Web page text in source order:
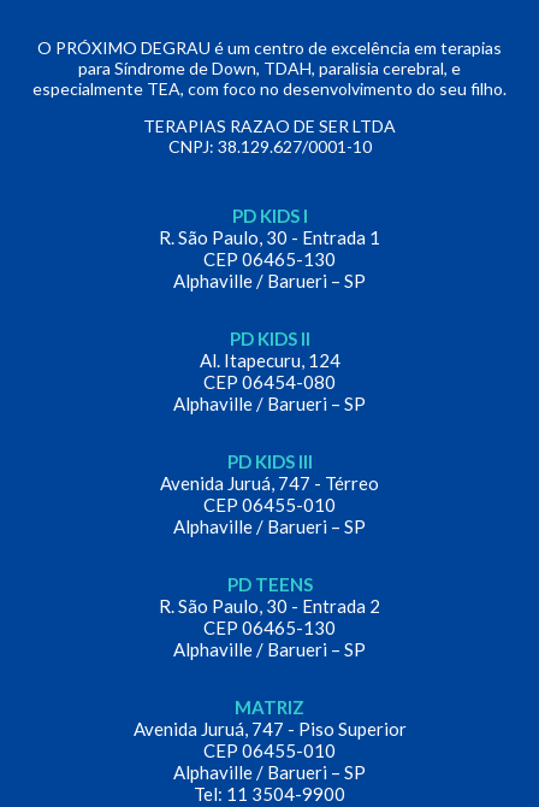
O PRÓXIMO DEGRAU é um centro de excelência em terapias
para Síndrome de Down, TDAH, paralisia cerebral, e
especialmente TEA, com foco no desenvolvimento do seu filho.
TERAPIAS RAZAO DE SER LTDA
CNPJ: 38.129.627/0001-10
PD KIDS I
R. São Paulo, 30 - Entrada 1
CEP 06465-130
Alphaville / Barueri – SP
PD KIDS II
Al. Itapecuru, 124
CEP 06454-080
Alphaville / Barueri – SP
PD KIDS III
Avenida Juruá, 747 - Térreo
CEP 06455-010
Alphaville / Barueri – SP
PD TEENS
R. São Paulo, 30 - Entrada 2
CEP 06465-130
Alphaville / Barueri – SP
MATRIZ
Avenida Juruá, 747 - Piso Superior
CEP 06455-010
Alphaville / Barueri – SP
Tel: 11 3504-9900